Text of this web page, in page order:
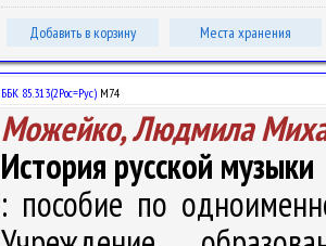
Добавить в корзину Места хранения
ББК 85.313(2Рос=Рус) М74
Можейко, Людмила
История русской музыки
: пособие по